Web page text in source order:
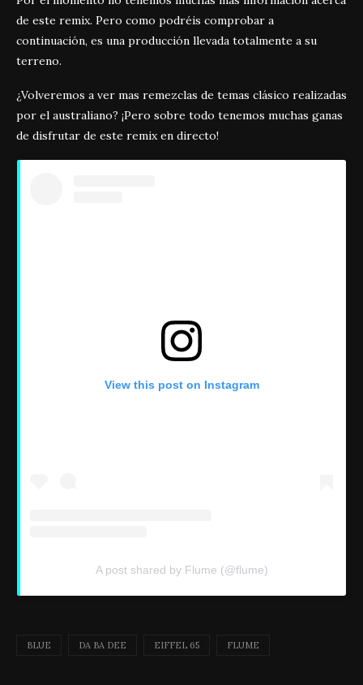
de este remix. Pero como podréis comprobar a
continuación, es una producción llevada totalmente a su
terreno.
¿Volveremos a ver mas remezclas de temas clásico realizadas
por el australiano? ¡Pero sobre todo tenemos muchas ganas
de disfrutar de este remix en directo!
View this post on Instagram
A post shared by Flume (@flume)
BLUE DA BA DEE EIFFEL 65 FLUME